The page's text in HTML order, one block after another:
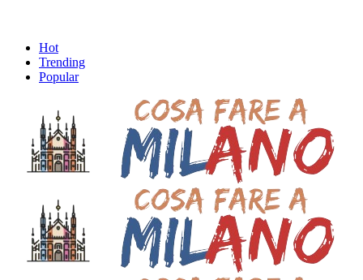
Hot
Trending
Popular